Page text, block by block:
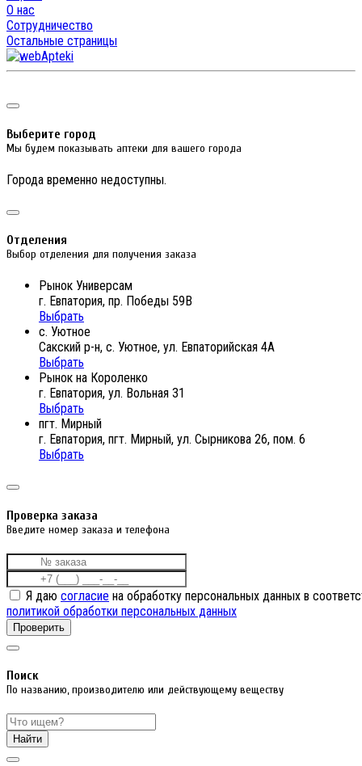
О нас
Сотрудничество
Остальные страницы
Выберите город
Мы будем показывать аптеки для вашего города
Города временно недоступны.
Отделения
Выбор отделения для получения заказа
Рынок Универсам
г. Евпатория, пр. Победы 59В
Выбрать
с. Уютное
Сакский р-н, с. Уютное, ул. Евпаторийская 4А
Выбрать
Рынок на Короленко
г. Евпатория, ул. Вольная 31
Выбрать
пгт. Мирный
г. Евпатория, пгт. Мирный, ул. Сырникова 26, пом. 6
Выбрать
Проверка заказа
Введите номер заказа и телефона
Я даю согласие на обработку персональных данных в
политикой обработки персональных данных
Проверить
Поиск
По названию, производителю или действующему веществу
Найти